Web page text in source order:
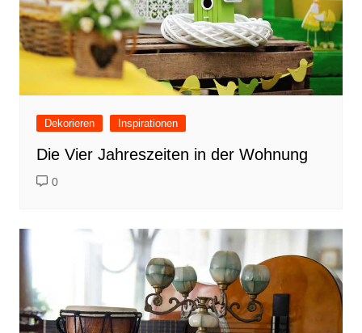
Dekorieren Inspirationen
Die Vier Jahreszeiten in der Wohnung
0